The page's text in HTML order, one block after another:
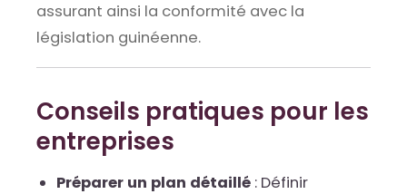
assurant ainsi la conformité avec la
législation guinéenne.
Conseils pratiques pour les
entreprises
Préparer un plan détaillé : Définir